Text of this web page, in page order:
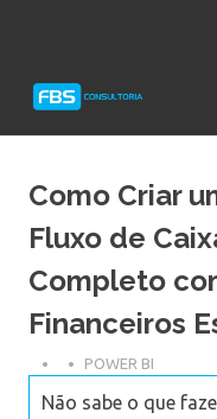
Protheus
Como Criar
Fluxo de
Completo
Financeiros
POWER BI
Não sabe o que